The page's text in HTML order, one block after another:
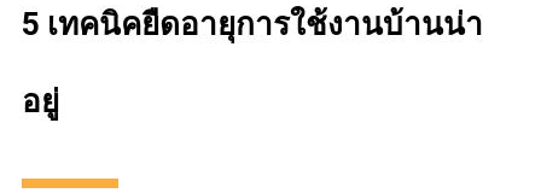
5 เทคนิคยืดอายุการใช้งานบ้านน่า
อยู่